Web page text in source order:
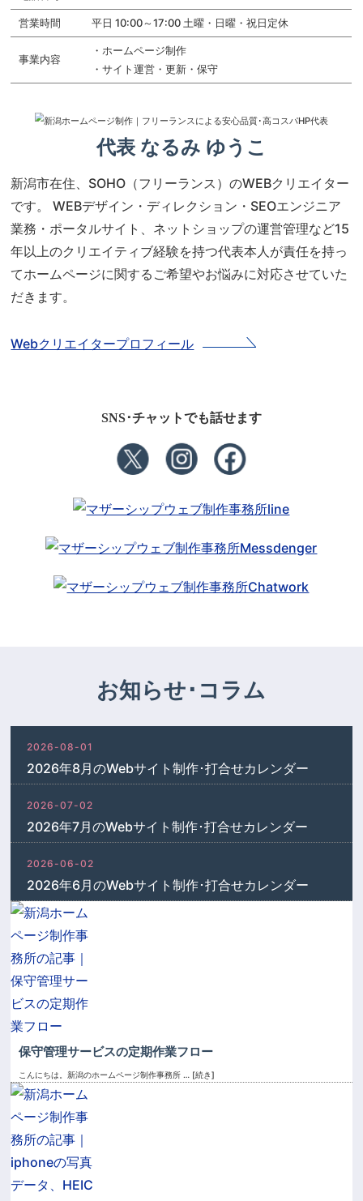
営業時間 平日 10:00～17:00 土曜・日曜・祝日定休
事業内容
・ホームページ制作
・サイト運営・更新・保守
代表 なるみ ゆうこ
新潟市在住、SOHO（フリーランス）のWEBクリエイター
です。 WEBデザイン・ディレクション・SEOエンジニア
業務・ポータルサイト、ネットショップの運営管理など15
年以上のクリエイティブ経験を持つ代表本人が責任を持っ
てホームページに関するご希望やお悩みに対応させていた
だきます。
Webクリエイタープロフィール
SNS･チャットでも話せます
お知らせ･コラム
2026-08-01
2026年8月のWebサイト制作･打合せカレンダー
2026-07-02
2026年7月のWebサイト制作･打合せカレンダー
2026-06-02
2026年6月のWebサイト制作･打合せカレンダー
保守管理サービスの定期作業フロー
こんにちは。新潟のホームページ制作事務所 … [続き]